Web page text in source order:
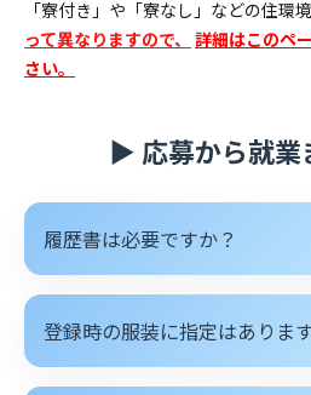
「寮付き」や「寮なし」などの住環
って異なりますので、 詳細はこのペ
さい。
▶ 応募から就業
履歴書は必要ですか？
登録時の服装に指定はありま